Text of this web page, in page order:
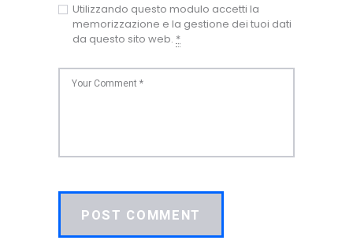
Utilizzando questo modulo accetti la
memorizzazione e la gestione dei tuoi dati
da questo sito web. *